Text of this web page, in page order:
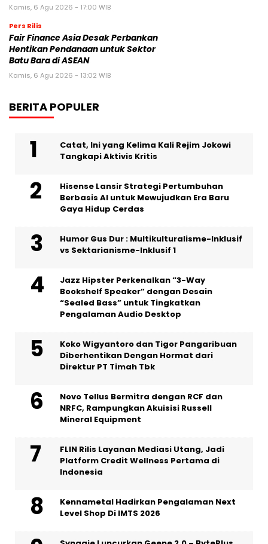
Kamis, 6 Agu 2026 - 17:00 WIB
Pers Rilis
Fair Finance Asia Desak Perbankan
Hentikan Pendanaan untuk Sektor
Batu Bara di ASEAN
Kamis, 6 Agu 2026 - 13:02 WIB
BERITA POPULER
Catat, Ini yang Kelima Kali Rejim Jokowi
Tangkapi Aktivis Kritis
Hisense Lansir Strategi Pertumbuhan
Berbasis AI untuk Mewujudkan Era Baru
Gaya Hidup Cerdas
Humor Gus Dur : Multikulturalisme-Inklusif
vs Sektarianisme-Inklusif 1
Jazz Hipster Perkenalkan “3-Way
Bookshelf Speaker” dengan Desain
“Sealed Bass” untuk Tingkatkan
Pengalaman Audio Desktop
Koko Wigyantoro dan Tigor Pangaribuan
Diberhentikan Dengan Hormat dari
Direktur PT Timah Tbk
Novo Tellus Bermitra dengan RCF dan
NRFC, Rampungkan Akuisisi Russell
Mineral Equipment
FLIN Rilis Layanan Mediasi Utang, Jadi
Platform Credit Wellness Pertama di
Indonesia
Kennametal Hadirkan Pengalaman Next
Level Shop Di IMTS 2026